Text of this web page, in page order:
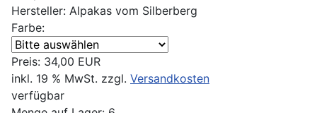
Hersteller: Alpakas vom Silberberg
Farbe:
Preis: 34,00 EUR
inkl. 19 % MwSt. zzgl. Versandkosten
verfügbar